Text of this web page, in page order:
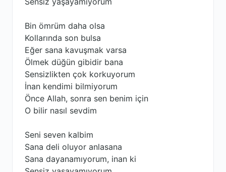
Bin ömrüm daha olsa
Kollarında son bulsa
Eğer sana kavuşmak varsa
Ölmek düğün gibidir bana
Sensizlikten çok korkuyorum
İnan kendimi bilmiyorum
Önce Allah, sonra sen benim için
O bilir nasıl sevdim
Seni seven kalbim
Sana deli oluyor anlasana
Sana dayanamıyorum, inan ki